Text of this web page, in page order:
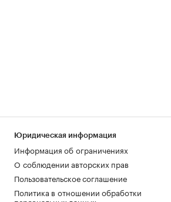
Юридическая информация
Информация об ограничениях
О соблюдении авторских прав
Пользовательское соглашение
Политика в отношении обработки